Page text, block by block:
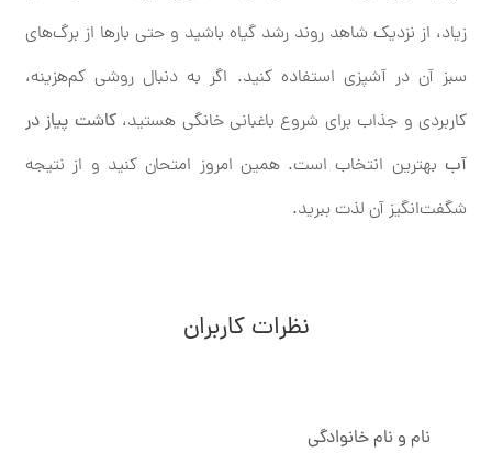
زیاد، از نزدیک شاهد روند رشد گیاه باشید و حتی بارها از برگ‌های
سبز آن در آشپزی استفاده کنید. اگر به دنبال روشی کم‌هزینه،
کاربردی و جذاب برای شروع باغبانی خانگی هستید،کاشت پیاز در
آب بهترین انتخاب است. همین امروز امتحان کنید و از نتیجه
شگفت‌انگیز آن لذت ببرید.
نظرات کاربران
نام و نام خانوادگی